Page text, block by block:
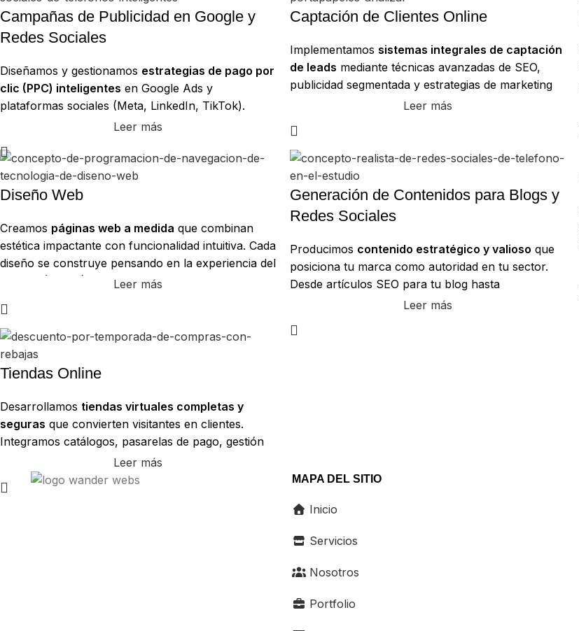
Campañas de Publicidad en Google y
Redes Sociales
Diseñamos y gestionamos estrategias de pago por
clic (PPC) inteligentes en Google Ads y
plataformas sociales (Meta, LinkedIn, TikTok).
Segmentamos audiencias con precisión,
medimos cada clic para atraer tráfico cualificado y
generar leads o ventas con el máximo retorno de
inversión (ROI).
Leer más
Captación de Clientes Online
Implementamos sistemas integrales de captación
de leads mediante técnicas avanzadas de SEO,
publicidad segmentada y estrategias de marketing
de contenidos. Atraemos a tu cliente ideal a tu
relevante hasta que esté listo para contactarte.
Leer más
Diseño Web
Creamos páginas web a medida que combinan
estética impactante con funcionalidad intuitiva. Cada
diseño se construye pensando en la experiencia del
usuario (UI/UX), la identidad de tu marca y la
adaptabilidad a todos los dispositivos y un
posicionamiento orgánico sólido desde el primer día
Leer más
Generación de Contenidos para Blogs y
Redes Sociales
Producimos contenido estratégico y valioso que
posiciona tu marca como autoridad en tu sector.
Desde artículos SEO para tu blog hasta
publicaciones, reels y copywriting para redes
entretienen y convierten seguidores en una
Leer más
Tiendas Online
Desarrollamos tiendas virtuales completas y
seguras que convierten visitantes en clientes.
Integramos catálogos, pasarelas de pago, gestión
de inventario y logística, con foco en una
experiencia de compra fluida, confiable y
optimizada para maximizar el carrito promedio y
Leer más
MAPA DEL SITIO
Inicio
Servicios
Nosotros
Portfolio